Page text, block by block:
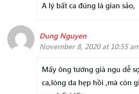
A lý bất ca đúng là gian sảo,
Dung Nguyen
November 8, 2020 at 10:55
Mấy ông tướng già ngu dễ
ca,lòng da hẹp hồi ,mà còn